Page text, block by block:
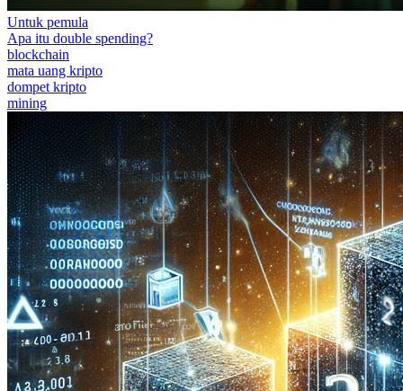
Untuk pemula
Apa itu double spending?
blockchain
mata uang kripto
dompet kripto
mining